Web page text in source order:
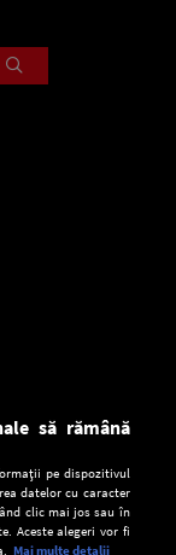
smartphone:
să rămână
pe dispozitivul
datelor cu caracter
clic mai jos sau în
Aceste alegeri vor fi
Mai multe detalii